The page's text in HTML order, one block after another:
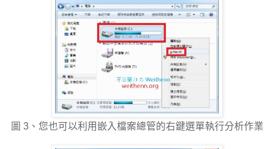
圖 3、您也可以利用嵌入檔案總管的右鍵選單執行分析作業